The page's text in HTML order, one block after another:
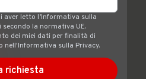
aver letto l’Informativa sulla
la normativa UE.
dei miei dati per finalità di
nell'Informativa sulla Privacy.
richiesta